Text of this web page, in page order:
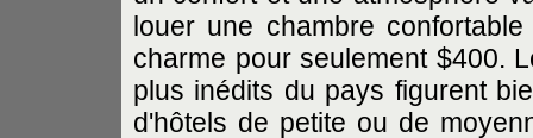
louer une chambre
charme pour seulement $400.
plus inédits du pays figurent
d'hôtels de petite ou de